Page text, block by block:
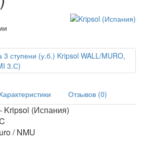
Отзывов (0)
Kripsol (Испания)
/ NMU